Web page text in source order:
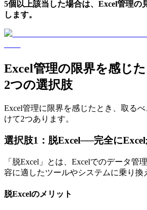
5個以上該当した場合は、Excel管理の
します。
Excel管理の限界を感じ
2つの選択肢
Excel管理に限界を感じたとき、取る
けて2つあります。
選択肢1：脱Excel──完全に
「脱Excel」とは、Excelでのデータ管
容に適したツールやシステムに乗り換
脱Excelのメリット